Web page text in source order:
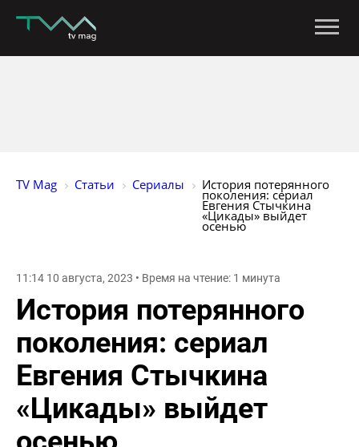
TV Mag Статьи Сериалы История потерянного
поколения: сериал
Евгения Стычкина
«Цикады» выйдет
осенью
11:14 10 августа, 2023 • Время на чтение: 1 минута
История потерянного
поколения: сериал
Евгения Стычкина
«Цикады» выйдет